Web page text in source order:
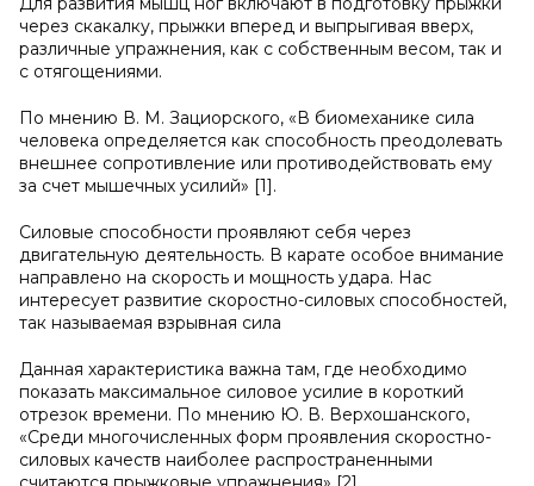
через скакалку, прыжки вперед и выпрыгивая вверх,
различные упражнения, как с собственным весом, так и
с отягощениями.
По мнению В. М. Зациорского, «В биомеханике сила
человека определяется как способность преодолевать
внешнее сопротивление или противодействовать ему
за счет мышечных усилий» [1].
Силовые способности проявляют себя через
двигательную деятельность. В карате особое внимание
направлено на скорость и мощность удара. Нас
интересует развитие скоростно-силовых способностей,
так называемая взрывная сила
Данная характеристика важна там, где необходимо
показать максимальное силовое усилие в короткий
отрезок времени. По мнению Ю. В. Верхошанского,
«Среди многочисленных форм проявления скоростно-
силовых качеств наиболее распространенными